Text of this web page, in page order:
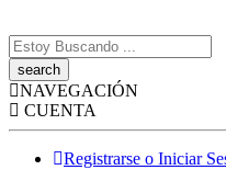
Search
here
NAVEGACIÓN
CUENTA
Registrarse o Iniciar